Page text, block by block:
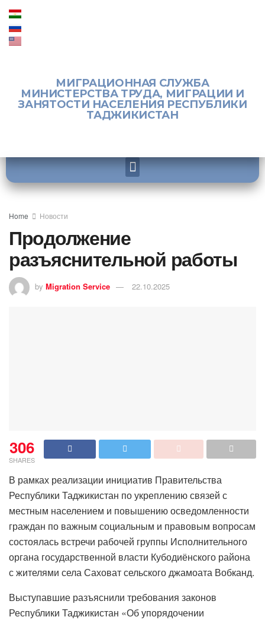
МИГРАЦИОННАЯ СЛУЖБА
МИНИСТЕРСТВА ТРУДА, МИГРАЦИИ И
ЗАНЯТОСТИ НАСЕЛЕНИЯ РЕСПУБЛИКИ
ТАДЖИКИСТАН
Home Новости
Продолжение
разъяснительной работы
by Migration Service 22.10.2025
306
SHARES
В рамках реализации инициатив Правительства
Республики Таджикистан по укреплению связей с
местным населением и повышению осведомленности
граждан по важным социальным и правовым вопросам
состоялась встречи рабочей группы Исполнительного
органа государственной власти Кубодиёнского района
с жителями села Саховат сельского джамоата Вобканд.
Выступавшие разъяснили требования законов
Республики Таджикистан «Об упорядочении